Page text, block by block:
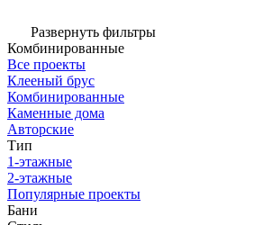
Развернуть фильтры
Комбинированные
Все проекты
Клееный брус
Комбинированные
Каменные дома
Авторские
Тип
1-этажные
2-этажные
Популярные проекты
Бани